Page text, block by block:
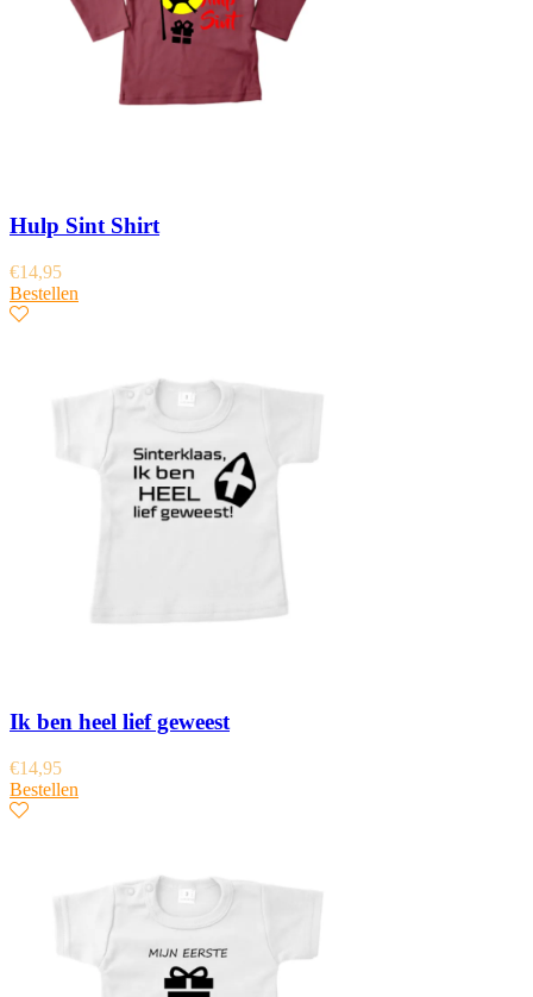
Hulp Sint Shirt
€14,95
Bestellen
Ik ben heel lief geweest
€14,95
Bestellen